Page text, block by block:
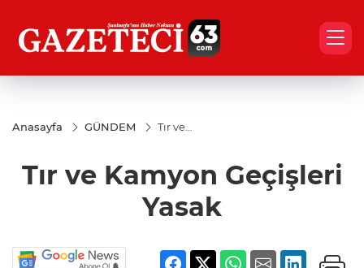
Anasayfa GÜNDEM
Tır ve
Tır ve Kamyon Geçişleri
Yasak